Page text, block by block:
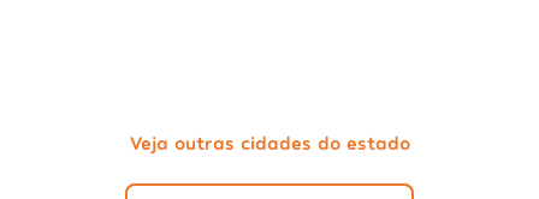
Veja outras cidades do estado